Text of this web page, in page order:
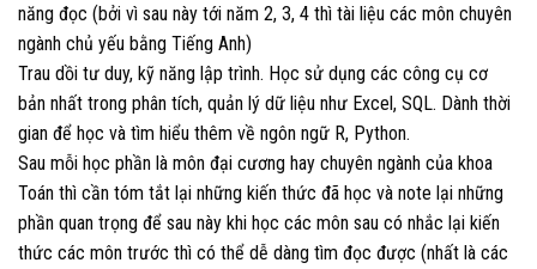
năng đọc (bởi vì sau này tới năm 2, 3, 4 thì tài liệu các môn chuyên
ngành chủ yếu bằng Tiếng Anh)
Trau dồi tư duy, kỹ năng lập trình. Học sử dụng các công cụ cơ
bản nhất trong phân tích, quản lý dữ liệu như Excel, SQL. Dành thời
gian để học và tìm hiểu thêm về ngôn ngữ R, Python.
Sau mỗi học phần là môn đại cương hay chuyên ngành của khoa
Toán thì cần tóm tắt lại những kiến thức đã học và note lại những
phần quan trọng để sau này khi học các môn sau có nhắc lại kiến
thức các môn trước thì có thể dễ dàng tìm đọc được (nhất là các